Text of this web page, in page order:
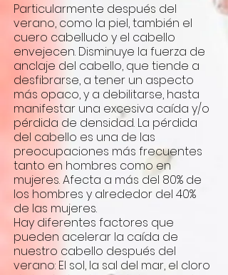
Particularmente después del
verano, como la piel, también el
cuero cabelludo y el cabello
envejecen. Disminuye la fuerza de
anclaje del cabello, que tiende a
desfibrarse, a tener un aspecto
más opaco, y a debilitarse, hasta
manifestar una excesiva caída y/o
pérdida de densidad. La pérdida
del cabello es una de las
preocupaciones más frecuentes
tanto en hombres como en
mujeres. Afecta a más del 80% de
los hombres y alrededor del 40%
de las mujeres.
Hay diferentes factores que
pueden acelerar la caída de
nuestro cabello después del
verano: El sol, la sal del mar, el cloro